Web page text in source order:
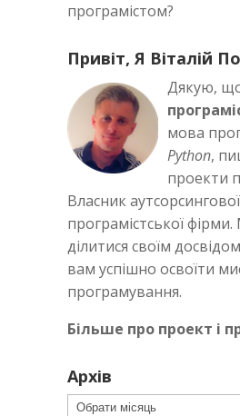
програмістом?
Привіт, Я Віталій
Дякую, що
мова
Python,
проекти
Власник аутсорсингової
програмістської
ділитися своїм
вам успішно освоїти
програмування.
Більше про проект і
Архів
Архів